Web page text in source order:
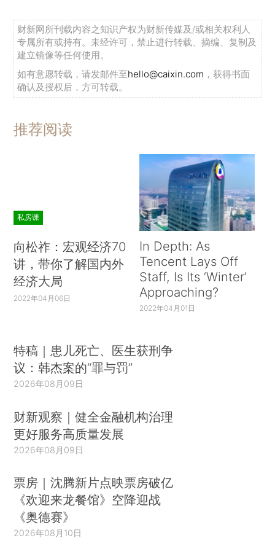
财新网所刊载内容之知识产权为财新传媒及/或相关权利人
专属所有或持有。未经许可，禁止进行转载、摘编、复制及
建立镜像等任何使用。
如有意愿转载，请发邮件至hello@caixin.com ，获得书面
确认及授权后，方可转载。
推荐阅读
私房课
向松祚：宏观经济70
讲，带你了解国内外
经济大局
2022年04月06日
In Depth: As
Tencent Lays Off
Staff, Is Its ‘Winter’
Approaching?
2022年04月01日
特稿｜患儿死亡、医生获刑争
议：韩杰案的“罪与罚”
2026年08月09日
财新观察｜健全金融机构治理
更好服务高质量发展
2026年08月09日
票房｜沈腾新片点映票房破亿
《欢迎来龙餐馆》空降迎战
《奥德赛》
2026年08月10日